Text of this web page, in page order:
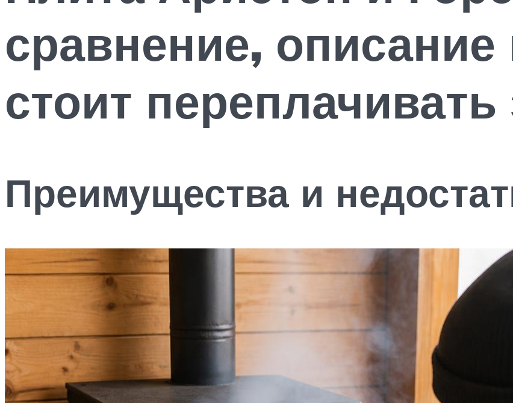
сравнение,
стоит
Преимущества и